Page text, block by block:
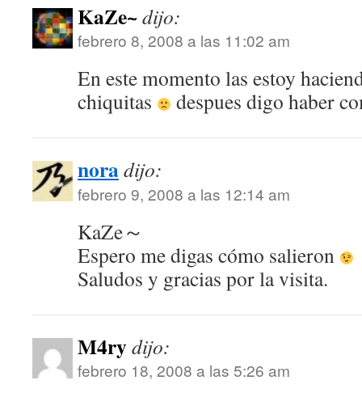
KaZe~dijo:
febrero 8, 2008 a las 11:02 am
En este momento las estoy
chiquitas
despues digo haber
noradijo:
febrero 9, 2008 a las 12:14 am
KaZe～
Espero me digas cómo salieron
Saludos y gracias por la visita.
M4rydijo:
febrero 18, 2008 a las 5:26 am